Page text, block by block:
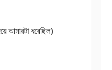
আমারটা ধরেছিল)